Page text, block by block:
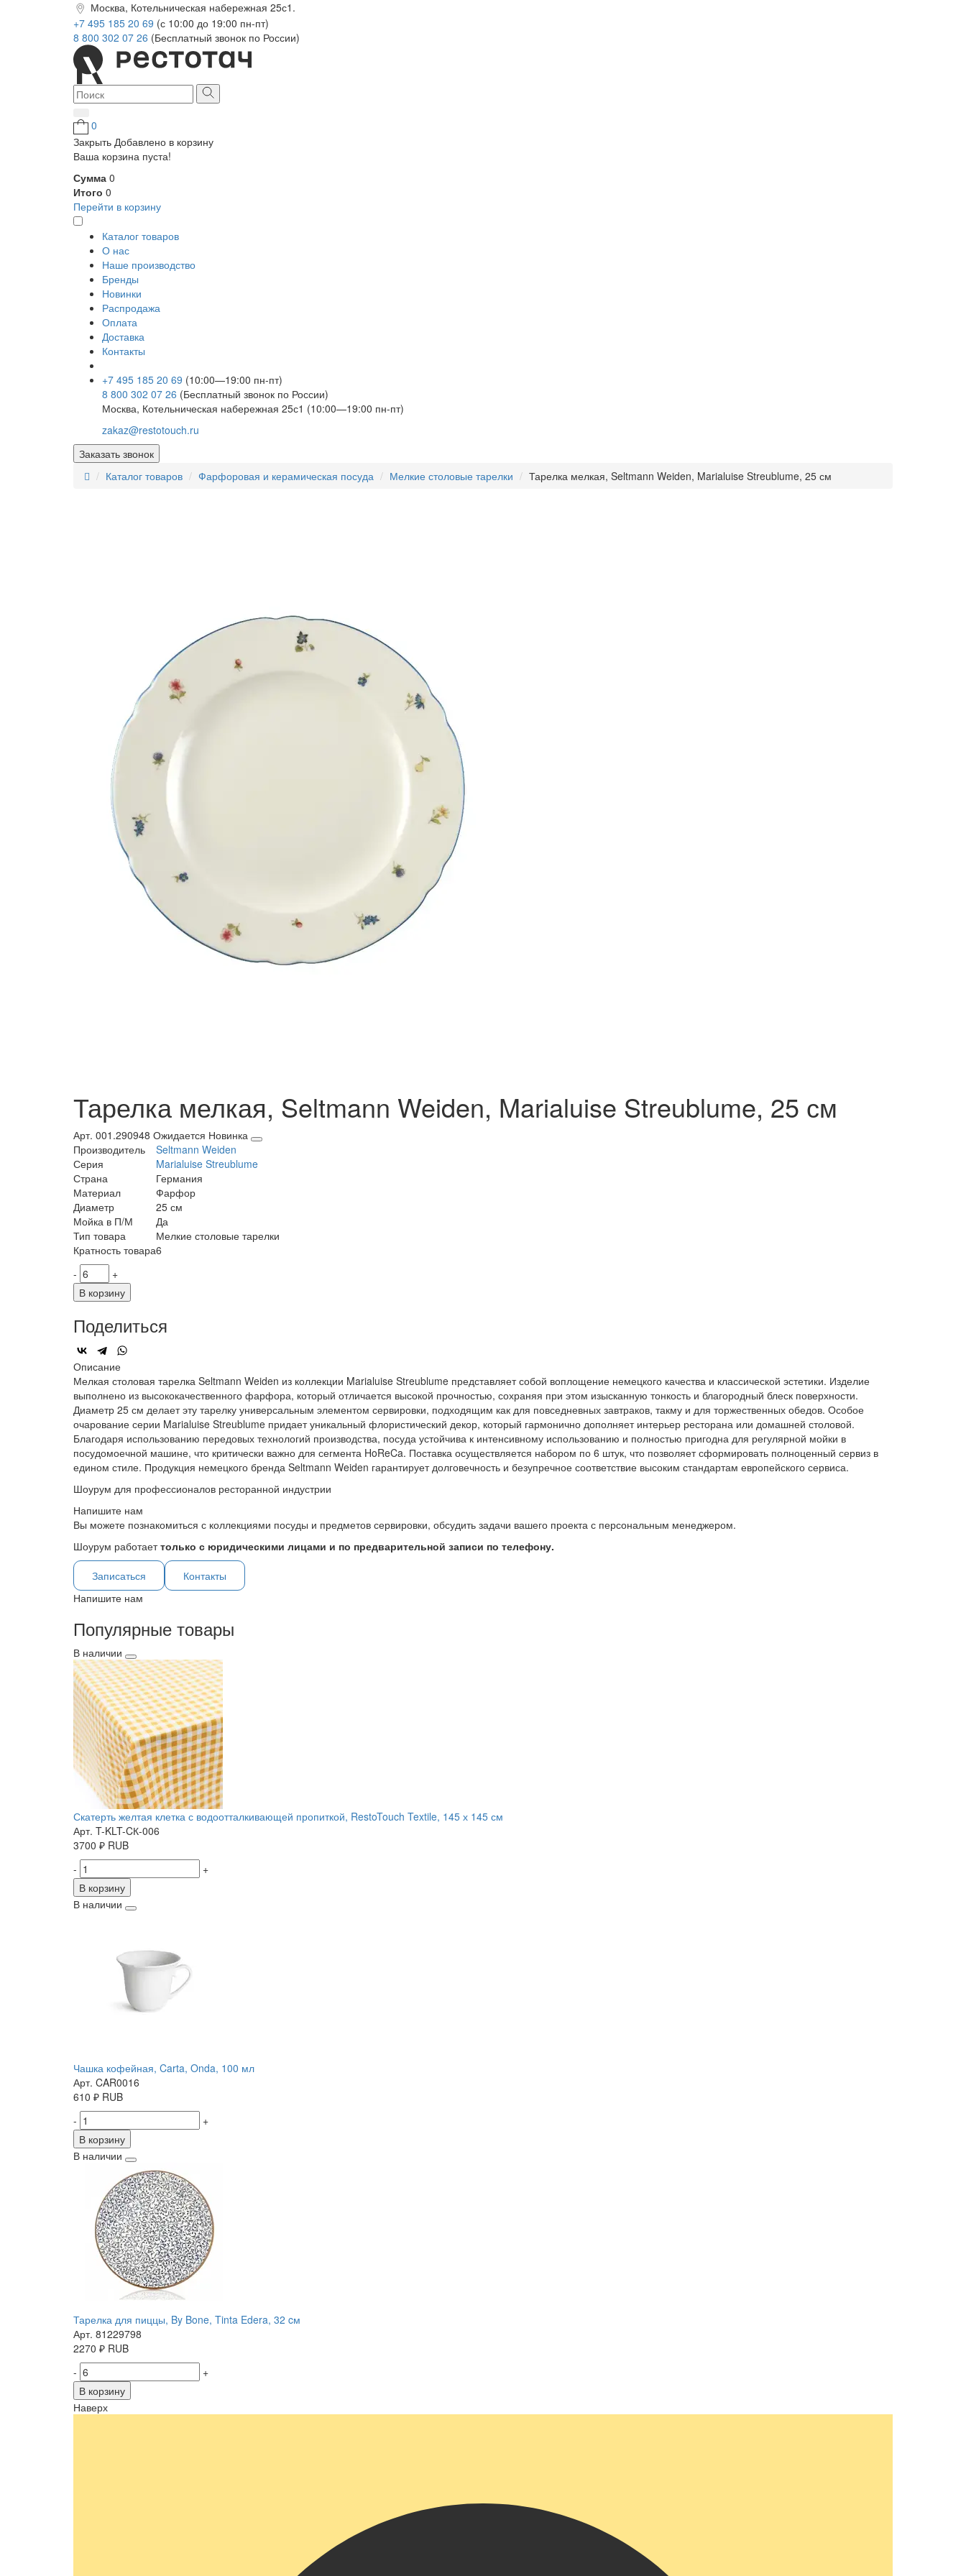
Москва, Котельническая набережная 25с1.
+7 495 185 20 69 (с 10:00 до 19:00 пн-пт)
8 800 302 07 26 (Бесплатный звонок по России)
0
Закрыть Добавлено в корзину
Ваша корзина пуста!
Сумма 0
Итого 0
Перейти в корзину
Каталог товаров
О нас
Наше производство
Бренды
Новинки
Распродажа
Оплата
Доставка
Контакты
+7 495 185 20 69 (10:00—19:00 пн-пт)
8 800 302 07 26 (Бесплатный звонок по России)
Москва, Котельническая набережная 25с1 (10:00—19:00 пн-пт)
zakaz@restotouch.ru
Заказать звонок
Каталог товаров
Фарфоровая и керамическая посуда Мелкие столовые тарелки Тарелка мелкая, Seltmann Weiden, Marialuise Streublume, 25 см
Тарелка мелкая, Seltmann Weiden, Marialuise Streublume, 25 см
Арт. 001.290948 Ожидается Новинка
Производитель
Seltmann Weiden
Серия
Marialuise Streublume
Страна
Германия
Материал
Фарфор
Диаметр
25 см
Мойка в П/М
Да
Тип товара
Мелкие столовые тарелки
Кратность товара6
-
+
В корзину
Поделиться
Описание
Мелкая столовая тарелка Seltmann Weiden из коллекции Marialuise Streublume представляет собой воплощение немецкого качества и классической эстетики. Изделие
выполнено из высококачественного фарфора, который отличается высокой прочностью, сохраняя при этом изысканную тонкость и благородный блеск поверхности.
Диаметр 25 см делает эту тарелку универсальным элементом сервировки, подходящим как для повседневных завтраков, такму и для торжественных обедов. Особое
очарование серии Marialuise Streublume придает уникальный флористический декор, который гармонично дополняет интерьер ресторана или домашней столовой.
Благодаря использованию передовых технологий производства, посуда устойчива к интенсивному использованию и полностью пригодна для регулярной мойки в
посудомоечной машине, что критически важно для сегмента HoReCa. Поставка осуществляется набором по 6 штук, что позволяет сформировать полноценный сервиз в
едином стиле. Продукция немецкого бренда Seltmann Weiden гарантирует долговечность и безупречное соответствие высоким стандартам европейского сервиса.
Шоурум для профессионалов ресторанной индустрии
Напишите нам
Вы можете познакомиться с коллекциями посуды и предметов сервировки, обсудить задачи вашего проекта с персональным менеджером.
Шоурум работаеттолько с юридическими лицами и по предварительной записи по телефону.
Записаться
Контакты
Напишите нам
Популярные товары
В наличии
Скатерть желтая клетка с водоотталкивающей пропиткой, RestoTouch Textile, 145 х 145 см
Арт. T-KLT-CК-006
3700 ₽ RUB
-
+
В корзину
В наличии
Чашка кофейная, Carta, Onda, 100 мл
Арт. CAR0016
610 ₽ RUB
-
+
В корзину
В наличии
Тарелка для пиццы, By Bone, Tinta Edera, 32 cм
Арт. 81229798
2270 ₽ RUB
-
+
В корзину
Наверх